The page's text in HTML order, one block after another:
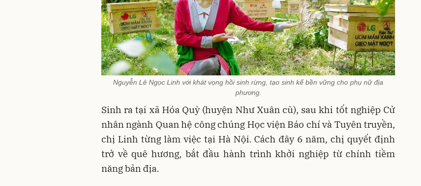
Nguyễn Lê Ngọc Linh với khát vọng hồi sinh rừng, tạo sinh kế bền vững cho phụ nữ địa
phương.
Sinh ra tại xã Hóa Quỳ (huyện Như Xuân cũ), sau khi tốt nghiệp Cử
nhân ngành Quan hệ công chúng Học viện Báo chí và Tuyên truyền,
chị Linh từng làm việc tại Hà Nội. Cách đây 6 năm, chị quyết định
trở về quê hương, bắt đầu hành trình khởi nghiệp từ chính tiềm
năng bản địa.